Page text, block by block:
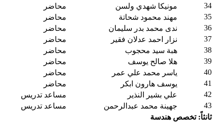
34
مونيكا شهدي ولسن
محاضر
35
مهند محمود شحاتة
محاضر
36
ندى محمد بدر سليمان
محاضر
37
نزار احمد عدلان فقير
محاضر
38
هبة سيد محجوب
محاضر
39
هلا صالح يوسف
محاضر
40
ياسر محمد علي عمر
محاضر
41
يوسف هارون ابكر
محاضر
42
علي بشير النذير
مساعد تدريس
43
جهينة محمد عبدالرحمن
مساعد تدريس
ثانثاً: تخصص هندسة